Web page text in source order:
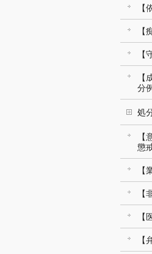
【
【
【
【
分例
処
【
懲
【
【
【
【